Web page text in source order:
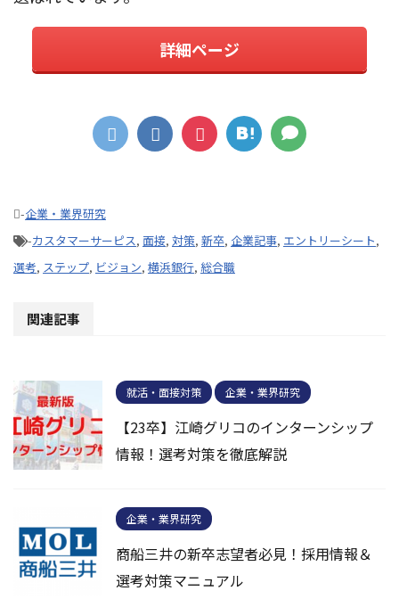
詳細ページ
-企業・業界研究
-カスタマーサーピス, 面接, 対策, 新卒, 企業記事, エントリーシート,
選考, ステップ, ビジョン, 横浜銀行, 総合職
関連記事
就活・面接対策 企業・業界研究
【23卒】江崎グリコのインターンシップ
情報！選考対策を徹底解説
企業・業界研究
商船三井の新卒志望者必見！採用情報＆
選考対策マニュアル